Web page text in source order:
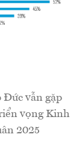
Đức vẫn gặp
vọng Kinh
2025